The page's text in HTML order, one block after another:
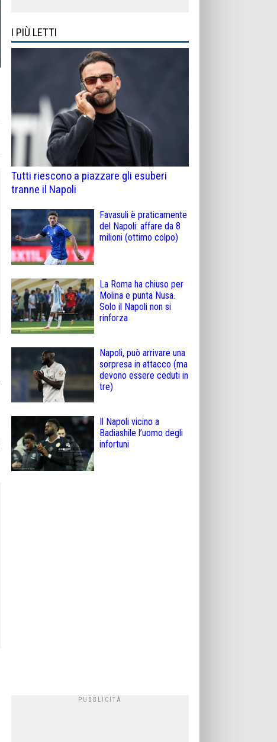
I PIÙ LETTI
Tutti riescono a piazzare gli esuberi
tranne il Napoli
Favasuli è praticamente
del Napoli: affare da 8
milioni (ottimo colpo)
La Roma ha chiuso per
Molina e punta Nusa.
Solo il Napoli non si
rinforza
Napoli, può arrivare una
sorpresa in attacco (ma
devono essere ceduti in
tre)
Il Napoli vicino a
Badiashile l’uomo degli
infortuni